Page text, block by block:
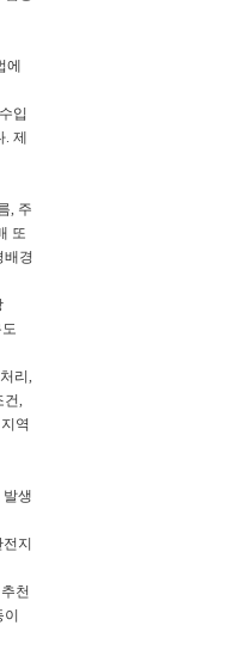
에
입
제
, 주
또
배경
리,
건,
역
생
지
천